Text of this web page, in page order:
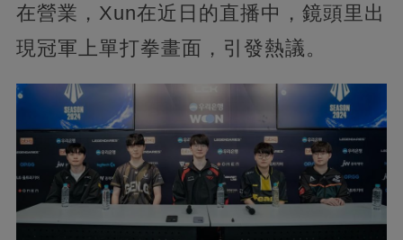
在營業，Xun在近日的直播中，鏡頭里出
現冠軍上單打拳畫面，引發熱議。